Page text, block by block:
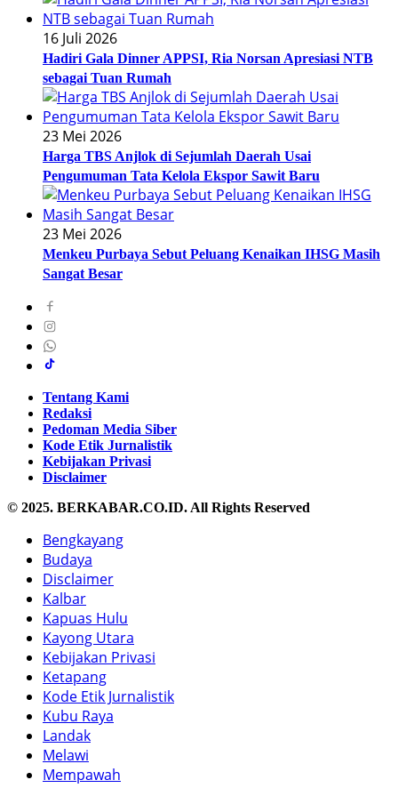
16 Juli 2026
Hadiri Gala Dinner APPSI, Ria Norsan Apresiasi NTB
sebagai Tuan Rumah
23 Mei 2026
Harga TBS Anjlok di Sejumlah Daerah Usai
Pengumuman Tata Kelola Ekspor Sawit Baru
23 Mei 2026
Menkeu Purbaya Sebut Peluang Kenaikan IHSG Masih
Sangat Besar
Tentang Kami
Redaksi
Pedoman Media Siber
Kode Etik Jurnalistik
Kebijakan Privasi
Disclaimer
© 2025. BERKABAR.CO.ID. All Rights Reserved
Bengkayang
Budaya
Disclaimer
Kalbar
Kapuas Hulu
Kayong Utara
Kebijakan Privasi
Ketapang
Kode Etik Jurnalistik
Kubu Raya
Landak
Melawi
Mempawah